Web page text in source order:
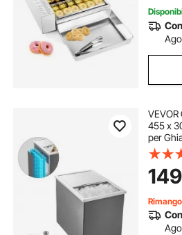
455 x
per
Acciaio
Scarico
149